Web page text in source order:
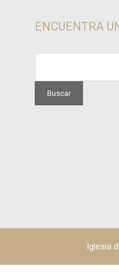
ENCUENTRA
Iglesia